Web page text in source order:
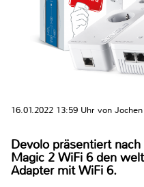
16.01.2022 13:59 Uhr von
Devolo präsentiert
Magic 2 WiFi 6 den
Adapter mit WiFi 6.